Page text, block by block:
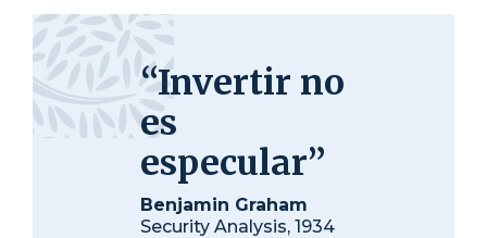
“Invertir no
es
especular”
Benjamin Graham
Security Analysis, 1934